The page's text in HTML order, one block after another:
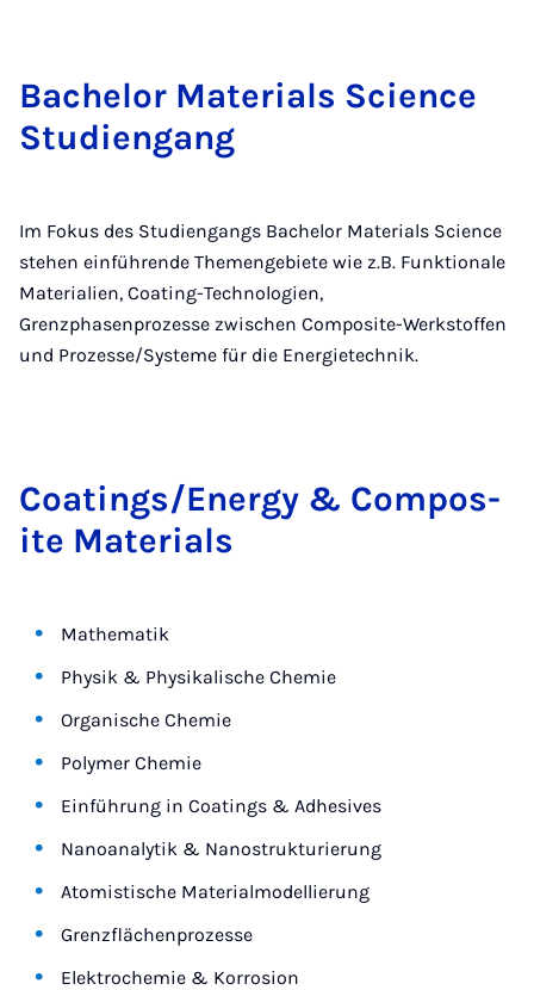
Bach­el­or Ma­ter­i­als Sci­ence
Stud­i­engang
Im Fokus des Studiengangs Bachelor Materials Science
stehen einführende Themengebiete wie z.B. Funktionale
Materialien, Coating-Technologien,
Grenzphasenprozesse zwischen Composite-Werkstoffen
und Prozesse/Systeme für die Energietechnik.
Coat­ings/En­ergy & Com­pos­
ite Ma­ter­i­als
Mathematik
Physik & Physikalische Chemie
Organische Chemie
Polymer Chemie
Einführung in Coatings & Adhesives
Nanoanalytik & Nanostrukturierung
Atomistische Materialmodellierung
Grenzflächenprozesse
Elektrochemie & Korrosion